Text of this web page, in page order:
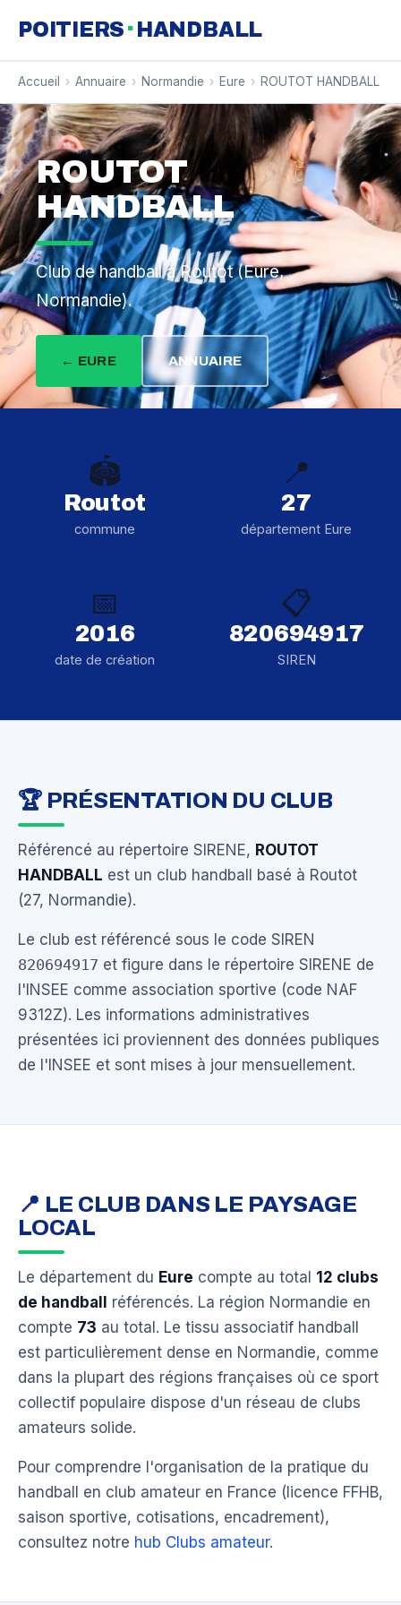
POITIERS · HANDBALL
Accueil › Annuaire › Normandie › Eure › ROUTOT HANDBALL
ROUTOT
HANDBALL
Club de handball à Routot (Eure,
Normandie).
← EURE ANNUAIRE
🏟️
Routot
commune
📍
27
département Eure
📅
2016
date de création
📋
820694917
SIREN
🏆 PRÉSENTATION DU CLUB
Référencé au répertoire SIRENE, ROUTOT
HANDBALL est un club handball basé à Routot
(27, Normandie).
Le club est référencé sous le code SIREN
820694917 et figure dans le répertoire SIRENE de
l'INSEE comme association sportive (code NAF
9312Z). Les informations administratives
présentées ici proviennent des données publiques
de l'INSEE et sont mises à jour mensuellement.
📍 LE CLUB DANS LE PAYSAGE
LOCAL
Le département du Eure compte au total 12 clubs
de handball
référencés. La région Normandie en
compte 73 au total. Le tissu associatif handball
est particulièrement dense en Normandie, comme
dans la plupart des régions françaises où ce sport
collectif populaire dispose d'un réseau de clubs
amateurs solide.
Pour comprendre l'organisation de la pratique du
handball en club amateur en France (licence FFHB,
saison sportive, cotisations, encadrement),
consultez notre hub Clubs amateur.